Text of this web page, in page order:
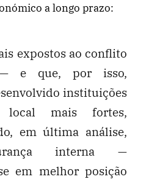
a longo prazo:
expostos ao conflito
— e que, por isso,
instituições
local mais fortes,
em última análise,
interna —
em melhor posição